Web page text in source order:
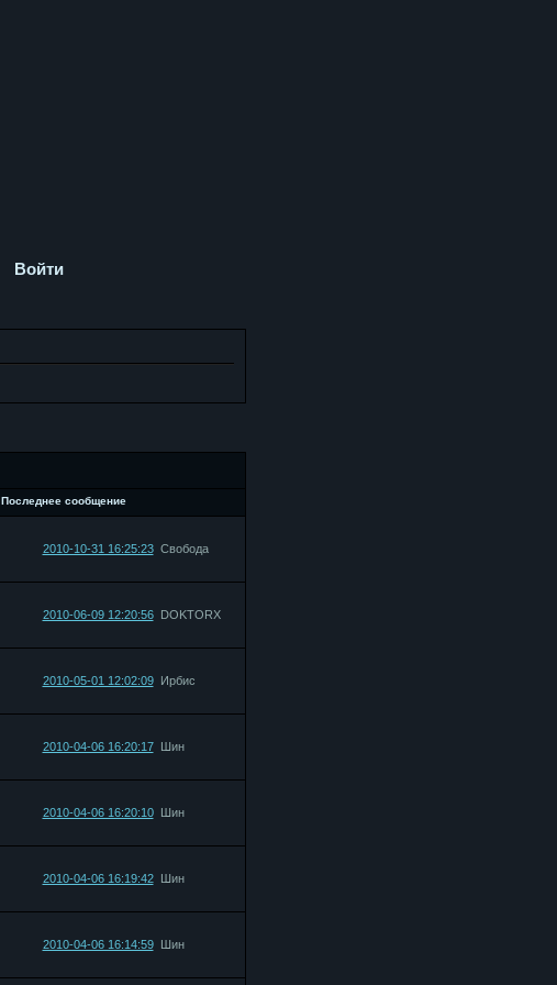
Войти
Последнее сообщение
2010-10-31 16:25:23 Свобода
2010-06-09 12:20:56 DOKTORX
2010-05-01 12:02:09 Ирбис
2010-04-06 16:20:17 Шин
2010-04-06 16:20:10 Шин
2010-04-06 16:19:42 Шин
2010-04-06 16:14:59 Шин